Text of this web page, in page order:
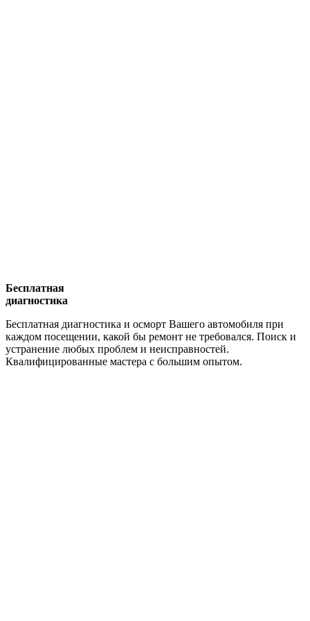
Бесплатная
диагностика
Бесплатная диагностика и осморт Вашего автомобиля при
каждом посещении, какой бы ремонт не требовался. Поиск и
устранение любых проблем и неисправностей.
Квалифицированные мастера с большим опытом.